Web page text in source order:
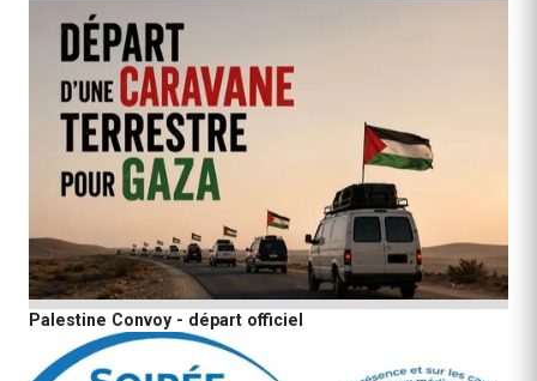
Palestine Convoy - départ officiel